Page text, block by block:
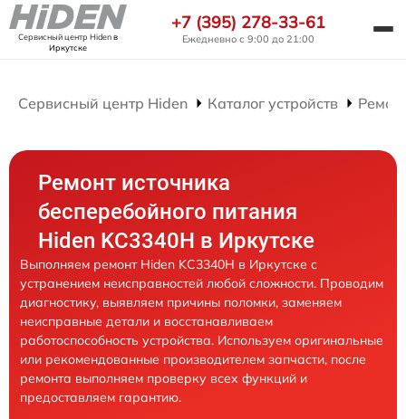
Сервисный центр Hidenв
Иркутске
+7 (395) 278-33-61
Ежедневно с 9:00 до 21:00
Сервисный центр Hiden Каталог устройств
Ремонт источника
бесперебойного питания
Hiden KC3340H в Иркутске
Выполняем ремонт Hiden KC3340H в Иркутске с
устранением неисправностей любой сложности. Проводим
диагностику, выявляем причины поломки, заменяем
неисправные детали и восстанавливаем
работоспособность устройства. Используем оригинальные
или рекомендованные производителем запчасти, после
ремонта выполняем проверку всех функций и
предоставляем гарантию.